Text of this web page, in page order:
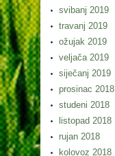
svibanj 2019
travanj 2019
ožujak 2019
veljača 2019
siječanj 2019
prosinac 2018
studeni 2018
listopad 2018
rujan 2018
kolovoz 2018